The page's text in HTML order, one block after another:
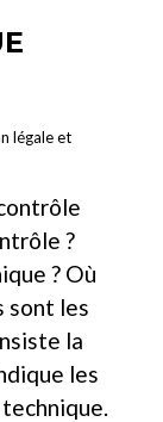
légale et
?
? Où
sont les
la
les